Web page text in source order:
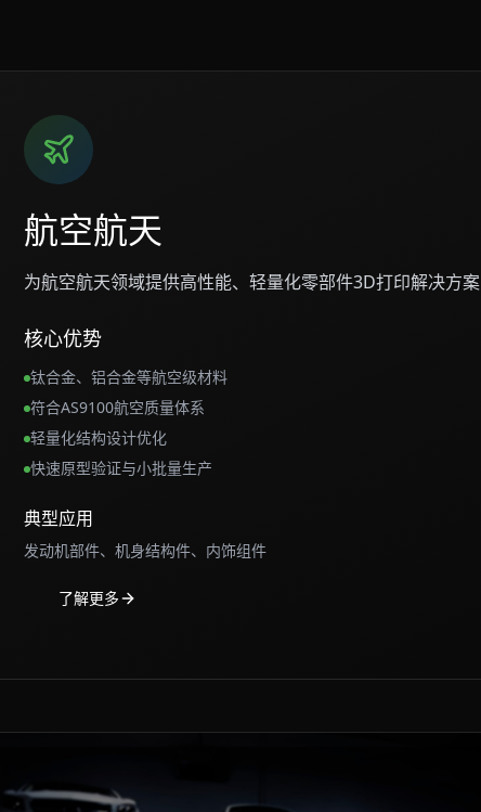
航空航天
为航空航天领域提供高性能、轻量化零部件3D打印解决方案
核心优势
钛合金、铝合金等航空级材料
符合AS9100航空质量体系
轻量化结构设计优化
快速原型验证与小批量生产
典型应用
发动机部件、机身结构件、内饰组件
了解更多